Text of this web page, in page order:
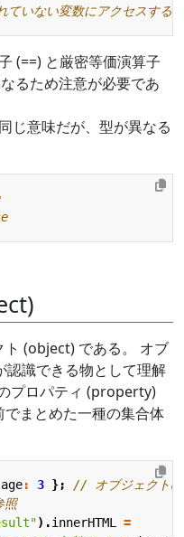
(==) と厳密等価演算子
るため注意が必要であ
じ意味だが、型が異なる
ト (object) である。 オブ
認識できる物として理解
プロパティ (property)
まとめた一種の集合体
age: 3 };
).innerHTML
=